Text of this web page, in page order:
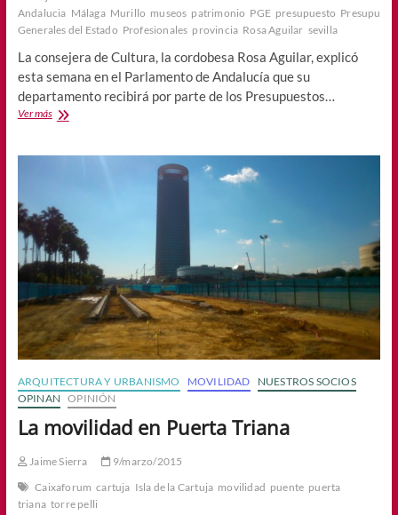
Andalucia Málaga Murillo museos patrimonio PGE presupuesto
Generales del Estado Profesionales provincia Rosa Aguilar sevilla
La consejera de Cultura, la cordobesa Rosa Aguilar, explicó
esta semana en el Parlamento de Andalucía que su
departamento recibirá por parte de los Presupuestos…
Ver másLa
de
Cultura»
ARQUITECTURA Y URBANISMO MOVILIDAD
NUESTROS SOCIOS
OPINAN
OPINIÓN
La movilidad en Puerta Triana
Jaime Sierra
9/marzo/2015
Caixaforum cartuja Isla de la Cartuja movilidad puente puerta
triana torre pelli